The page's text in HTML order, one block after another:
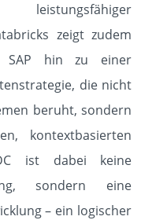
zeigt zudem
hin zu einer
die nicht
beruht, sondern
kontextbasierten
ist dabei keine
sondern eine
– ein logischer